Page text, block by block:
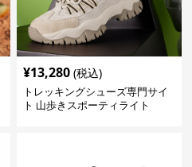
¥13,280 (税込)
トレッキングシューズ専門サイ
ト 山歩きスポーティライト